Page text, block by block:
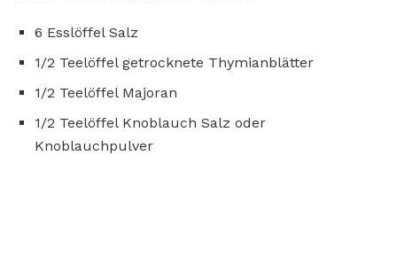
6 Esslöffel Salz
1/2 Teelöffel getrocknete Thymianblätter
1/2 Teelöffel Majoran
1/2 Teelöffel Knoblauch Salz oder
Knoblauchpulver